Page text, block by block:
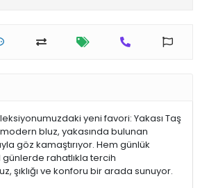
yeni favori: Yakası Taş
modern bluz, yakasında bulunan
göz kamaştırıyor. Hem günlük
rahatlıkla tercih
şıklığı ve konforu bir arada sunuyor.